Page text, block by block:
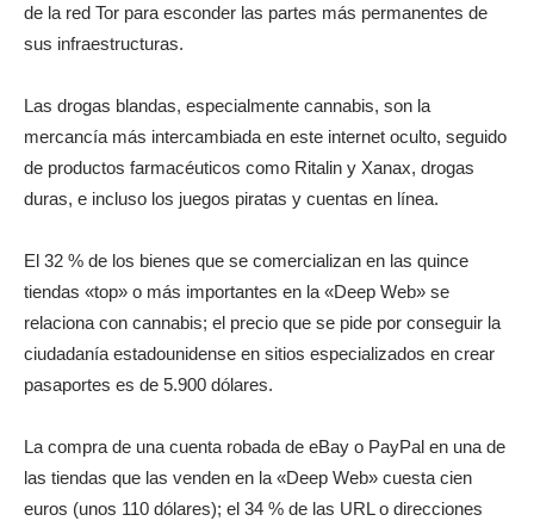
de la red Tor para esconder las partes más permanentes de
sus infraestructuras.
Las drogas blandas, especialmente cannabis, son la
mercancía más intercambiada en este internet oculto, seguido
de productos farmacéuticos como Ritalin y Xanax, drogas
duras, e incluso los juegos piratas y cuentas en línea.
El 32 % de los bienes que se comercializan en las quince
tiendas «top» o más importantes en la «Deep Web» se
relaciona con cannabis; el precio que se pide por conseguir la
ciudadanía estadounidense en sitios especializados en crear
pasaportes es de 5.900 dólares.
La compra de una cuenta robada de eBay o PayPal en una de
las tiendas que las venden en la «Deep Web» cuesta cien
euros (unos 110 dólares); el 34 % de las URL o direcciones